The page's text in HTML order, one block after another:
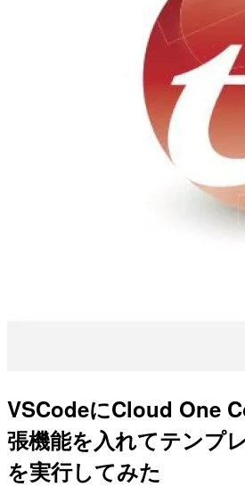
VSCodeにCloud One
張機能を入れてテンプ
を実行してみた